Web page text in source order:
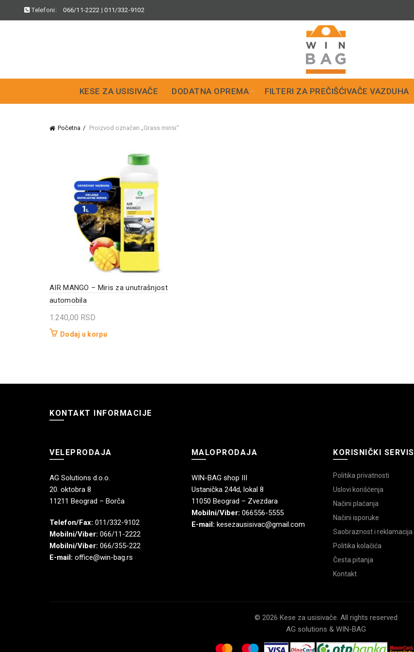
Telefoni: 066/11-2222 |011/332-9102
KESE ZA USISIVAČE DODATNA OPREMA FILTERI ZA PREČIŠĆIVAČE VAZDUHA
Početna Proizvod označen „Grass mirisi“
AIR MANGO – Miris za unutrašnjost
automobila
1.240,00 RSD
Dodaj u korpu
KONTAKT INFORMACIJE
VELEPRODAJA
AG Solutions d.o.o.
20. oktobra 8
11211 Beograd – Borča
Telefon/Fax: 011/332-9102
Mobilni/Viber: 066/11-2222
Mobilni/Viber: 066/355-222
E-mail: office@win-bag.rs
MALOPRODAJA
WIN-BAG shop III
Ustanička 244d, lokal 8
11050 Beograd – Zvezdara
Mobilni/Viber: 066556-5555
E-mail: kesezausisivac@gmail.com
KORISNIČKI SERVIS
Politika privatnosti
Uslovi korišćenja
Načini plaćanja
Načini isporuke
Saobraznost i reklamacija
Politika kolačića
Česta pitanja
Kontakt
© 2026 Kese za usisivače. All rights reserved
AG solutions & WIN-BAG